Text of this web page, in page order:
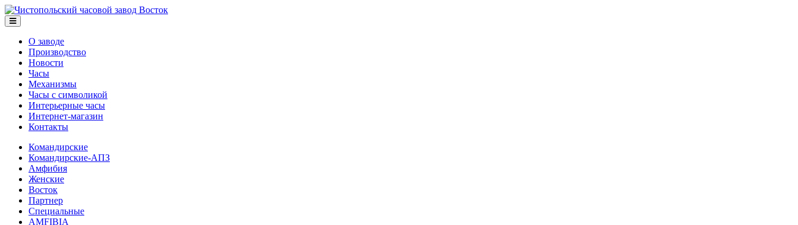
О заводе
Производство
Новости
Часы
Механизмы
Часы с символикой
Интерьерные часы
Интернет-магазин
Контакты
Командирские
Командирские-АПЗ
Амфибия
Женские
Восток
Партнер
Специальные
AMFIBIA